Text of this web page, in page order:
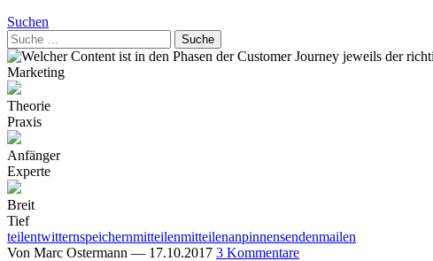
Suchen
Marketing
Theorie
Praxis
Anfänger
Experte
Breit
Tief
teilentwitternspeichernmitteilenmitteilenanpinnensendenmailen
Von Marc Ostermann — 17.10.2017 3 Kommentare